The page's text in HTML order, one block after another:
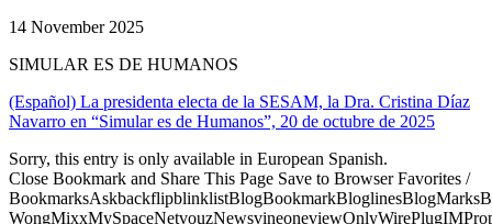
14 November 2025
SIMULAR ES DE HUMANOS
(Español) La presidenta electa de la SESAM, la Dra. Cristina Díaz
Navarro en “Simular es de Humanos”, 20 de octubre de 2025
Sorry, this entry is only available in European Spanish.
Close Bookmark and Share This Page Save to Browser Favorites /